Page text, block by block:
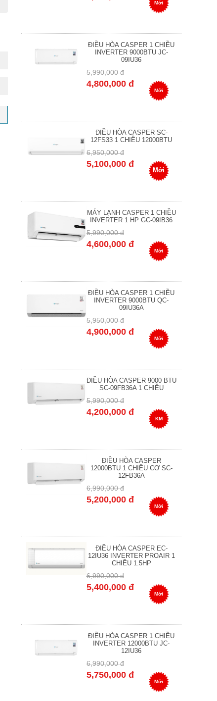
Mới
ĐIỀU HÒA CASPER 1 CHIỀU
INVERTER 9000BTU JC-
09IU36
5,990,000 đ
4,800,000 đ
Mới
ĐIỀU HÒA CASPER SC-
12FS33 1 CHIỀU 12000BTU
6,950,000 đ
5,100,000 đ
Mới
MÁY LẠNH CASPER 1 CHIỀU
INVERTER 1 HP GC-09IB36
5,990,000 đ
4,600,000 đ
Mới
ĐIỀU HÒA CASPER 1 CHIỀU
INVERTER 9000BTU QC-
09IU36A
5,950,000 đ
4,900,000 đ
Mới
ĐIỀU HÒA CASPER 9000 BTU
SC-09FB36A 1 CHIỀU
5,990,000 đ
4,200,000 đ
KM
ĐIỀU HÒA CASPER
12000BTU 1 CHIỀU CƠ SC-
12FB36A
6,990,000 đ
5,200,000 đ
Mới
ĐIỀU HÒA CASPER EC-
12IU36 INVERTER PROAIR 1
CHIỀU 1.5HP
6,990,000 đ
5,400,000 đ
Mới
ĐIỀU HÒA CASPER 1 CHIỀU
INVERTER 12000BTU JC-
12IU36
6,990,000 đ
5,750,000 đ
Mới